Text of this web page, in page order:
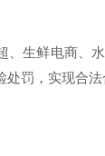
、生鲜电商、
罚，实现合法